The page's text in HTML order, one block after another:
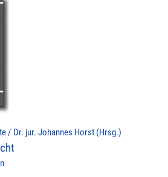
/ Dr. jur. Johannes Horst (Hrsg.)